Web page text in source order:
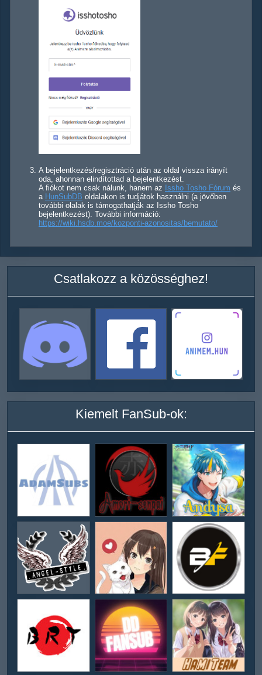
A bejelentkezés/regisztráció után az oldal vissza irányít
oda, ahonnan elindítottad a bejelentkezést.
A fiókot nem csak nálunk, hanem az Issho Tosho Fórum és
a HunSubDB oldalakon is tudjátok használni (a jövőben
további olalak is támogathatják az Issho Tosho
bejelentkezést). További információ:
https://wiki.hsdb.moe/kozponti-azonositas/bemutato/
Csatlakozz a közösséghez!
Kiemelt FanSub-ok: